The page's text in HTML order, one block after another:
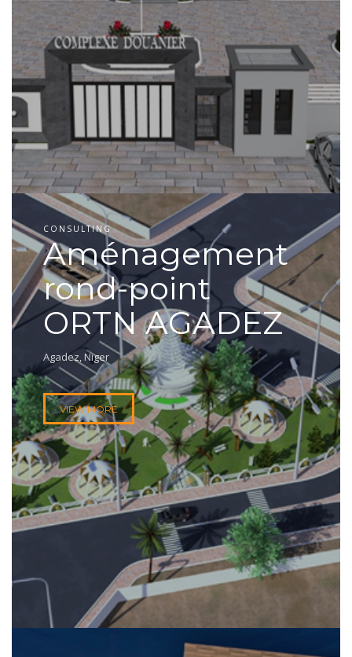
CONSULTING
Aménagement
rond-point
ORTN AGADEZ
Agadez, Niger
VIEW MORE